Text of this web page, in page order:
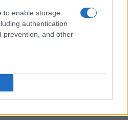
to enable storage
authentication
prevention, and other